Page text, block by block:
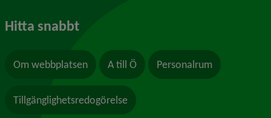
Hitta snabbt
Om webbplatsen A till Ö Personalrum
Tillgänglighetsredogörelse